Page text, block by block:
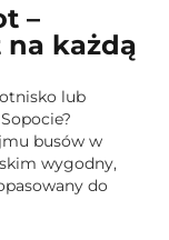
–
każdą
lub
busów w
wygodny,
do